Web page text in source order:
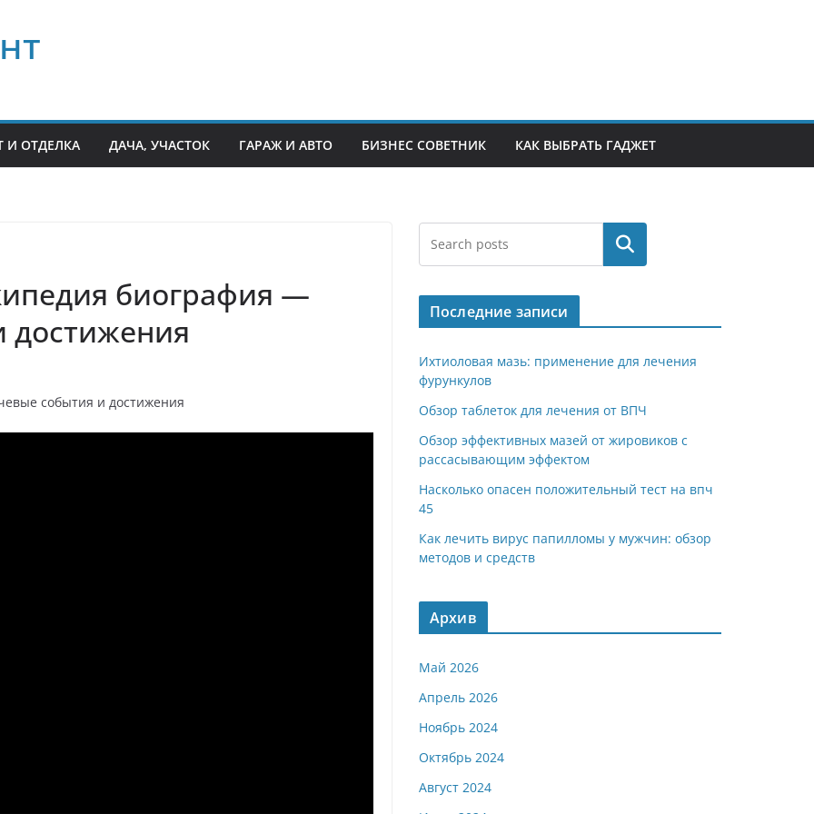
И ОТДЕЛКА ДАЧА, УЧАСТОК ГАРАЖ И АВТО БИЗНЕС СОВЕТНИК КАК ВЫБРАТЬ ГАДЖЕТ
биография —
достижения
Поиск
Последние записи
Ихтиоловая мазь: применение для лечения
фурункулов
Обзор таблеток для лечения от ВПЧ
Обзор эффективных мазей от жировиков с
рассасывающим эффектом
Насколько опасен положительный тест на впч
45
Как лечить вирус папилломы у мужчин: обзор
методов и средств
Архив
Май 2026
Апрель 2026
Ноябрь 2024
Октябрь 2024
Август 2024